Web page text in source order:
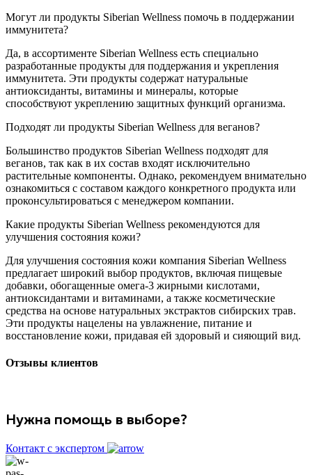
Могут ли продукты Siberian Wellness помочь в поддержании
иммунитета?
Да, в ассортименте Siberian Wellness есть специально
разработанные продукты для поддержания и укрепления
иммунитета. Эти продукты содержат натуральные
антиоксиданты, витамины и минералы, которые
способствуют укреплению защитных функций организма.
Подходят ли продукты Siberian Wellness для веганов?
Большинство продуктов Siberian Wellness подходят для
веганов, так как в их состав входят исключительно
растительные компоненты. Однако, рекомендуем внимательно
ознакомиться с составом каждого конкретного продукта или
проконсультироваться с менеджером компании.
Какие продукты Siberian Wellness рекомендуются для
улучшения состояния кожи?
Для улучшения состояния кожи компания Siberian Wellness
предлагает широкий выбор продуктов, включая пищевые
добавки, обогащенные омега-3 жирными кислотами,
антиоксидантами и витаминами, а также косметические
средства на основе натуральных экстрактов сибирских трав.
Эти продукты нацелены на увлажнение, питание и
восстановление кожи, придавая ей здоровый и сияющий вид.
Отзывы клиентов
Нужна помощь в выборе?
Контакт с экспертом